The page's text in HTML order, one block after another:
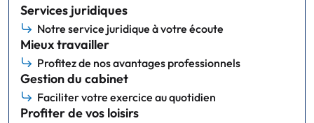
Services juridiques
Notre service juridique à votre écoute
Mieux travailler
Profitez de nos avantages professionnels
Gestion du cabinet
Faciliter votre exercice au quotidien
Profiter de vos loisirs